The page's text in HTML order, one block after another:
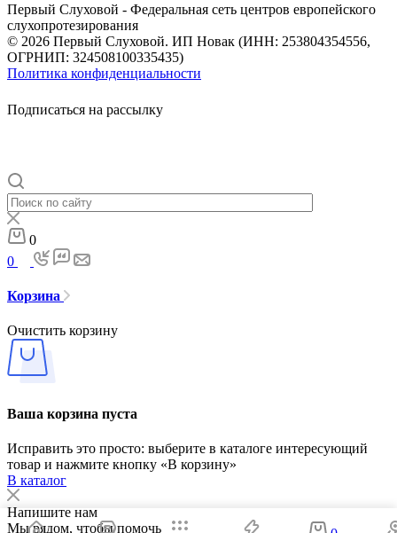
Первый Слуховой - Федеральная сеть центров европейского
слухопротезирования
© 2026 Первый Слуховой. ИП Новак (ИНН: 253804354556,
ОГРНИП: 324508100335435)
Политика конфиденциальности
Подписаться на рассылку
0
0
Корзина
Очистить корзину
Ваша корзина пуста
Исправить это просто: выберите в каталоге интересующий
товар и нажмите кнопку «В корзину»
В каталог
Напишите нам
Мы рядом, чтобы помочь